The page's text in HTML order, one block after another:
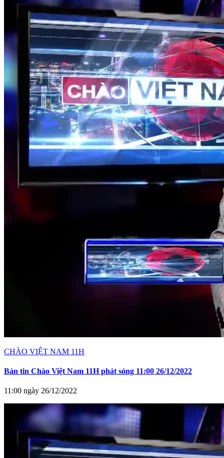
CHÀO VIỆT NAM 11H
Bản tin Chào Việt Nam 11H phát sóng 11:00 26/12/2022
11:00 ngày 26/12/2022